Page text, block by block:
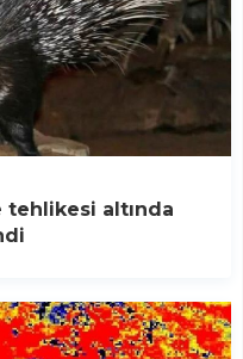
tehlikesi altında